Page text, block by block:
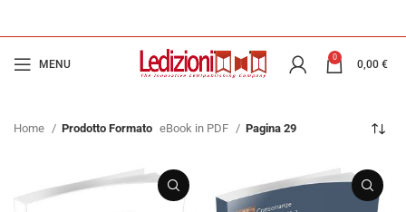
MENU
0
0,00 €
Home Prodotto Formato eBook in PDF Pagina 29